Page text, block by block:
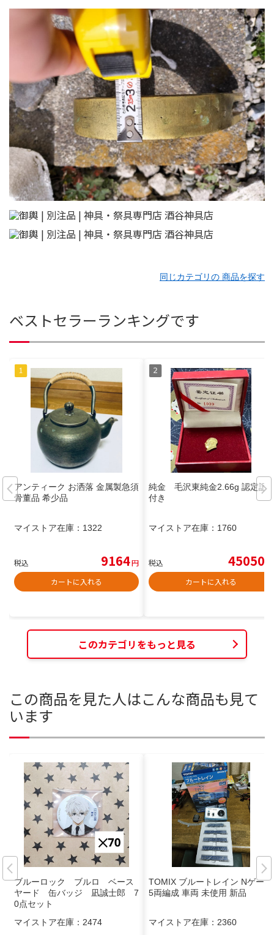
同じカテゴリの 商品を探す
ベストセラーランキングです
アンティーク お洒落 金属製急須
骨董品 希少品
マイストア在庫： 1322
税込 9164円
カートに入れる
純金 毛沢東純金2.66g 認定証
付き
マイストア在庫： 1760
税込 45050
カートに入れる
このカテゴリをもっと見る
この商品を見た人はこんな商品も見て
います
ブルーロック ブルロ ベース
ヤード 缶バッジ 凪誠士郎 7
0点セット
マイストア在庫： 2474
TOMIX ブルートレイン Nゲージ
5両編成 車両 未使用 新品
マイストア在庫： 2360